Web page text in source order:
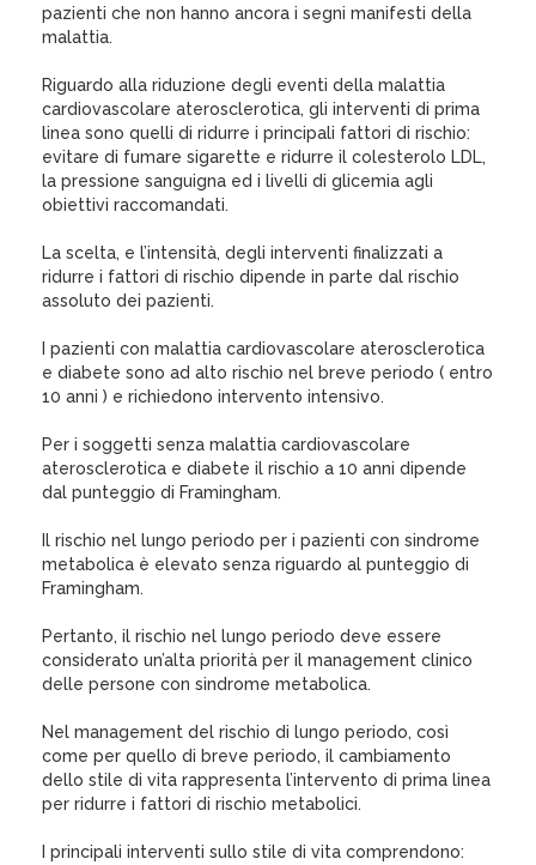
pazienti che non hanno ancora i segni manifesti della
malattia.
Riguardo alla riduzione degli eventi della malattia
cardiovascolare aterosclerotica, gli interventi di prima
linea sono quelli di ridurre i principali fattori di rischio:
evitare di fumare sigarette e ridurre il colesterolo LDL,
la pressione sanguigna ed i livelli di glicemia agli
obiettivi raccomandati.
La scelta, e l’intensità, degli interventi finalizzati a
ridurre i fattori di rischio dipende in parte dal rischio
assoluto dei pazienti.
I pazienti con malattia cardiovascolare aterosclerotica
e diabete sono ad alto rischio nel breve periodo ( entro
10 anni ) e richiedono intervento intensivo.
Per i soggetti senza malattia cardiovascolare
aterosclerotica e diabete il rischio a 10 anni dipende
dal punteggio di Framingham.
Il rischio nel lungo periodo per i pazienti con sindrome
metabolica è elevato senza riguardo al punteggio di
Framingham.
Pertanto, il rischio nel lungo periodo deve essere
considerato un’alta priorità per il management clinico
delle persone con sindrome metabolica.
Nel management del rischio di lungo periodo, così
come per quello di breve periodo, il cambiamento
dello stile di vita rappresenta l’intervento di prima linea
per ridurre i fattori di rischio metabolici.
I principali interventi sullo stile di vita comprendono: